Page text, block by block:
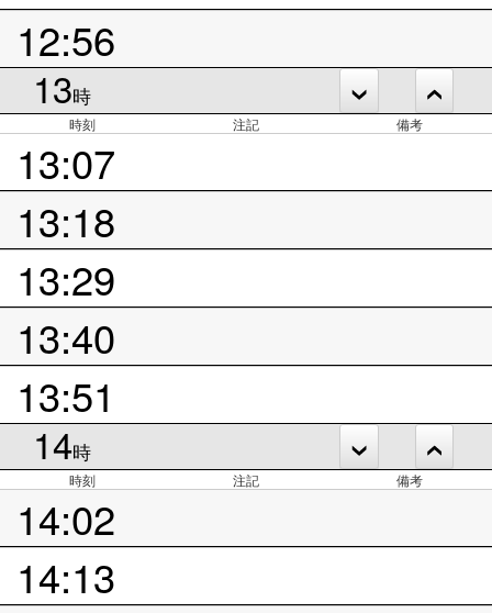
12:56
13時
時刻 注記 備考
13:07
13:18
13:29
13:40
13:51
14時
時刻 注記 備考
14:02
14:13